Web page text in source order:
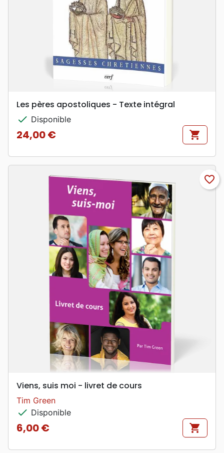
Les pères apostoliques - Texte intégral
check Disponible
Prix
24,00 € shopping_cart
favorite_border
Viens, suis moi - livret de cours
Tim Green
check Disponible
Prix
6,00 € shopping_cart